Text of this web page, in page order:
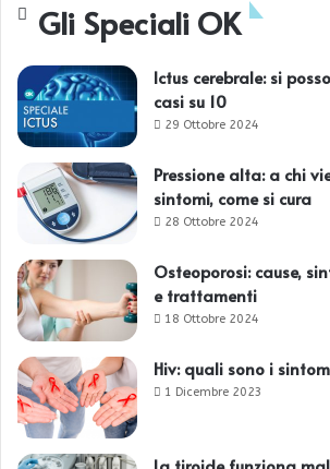
Gli Speciali OK
Ictus cerebrale: si
casi su 10
29 Ottobre 2024
Pressione alta: a chi
sintomi, come si cura
28 Ottobre 2024
Osteoporosi: cause,
e trattamenti
18 Ottobre 2024
Hiv: quali sono i
1 Dicembre 2023